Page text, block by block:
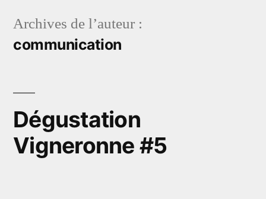
Archives de l’auteur :
communication
Dégustation
Vigneronne #5